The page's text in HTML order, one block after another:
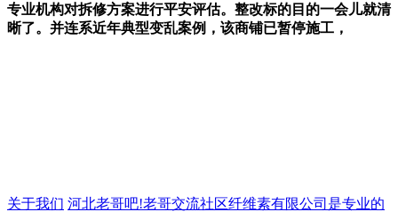
专业机构对拆修方案进行平安评估。整改标的目的一会儿就清
晰了。并连系近年典型变乱案例，该商铺已暂停施工，
关于我们 河北老哥吧!老哥交流社区纤维素有限公司是专业的